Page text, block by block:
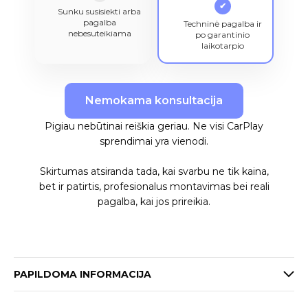
Sunku susisiekti arba
pagalba
nebesuteikiama
✔
Techninė pagalba ir
po garantinio
laikotarpio
Nemokama konsultacija
Pigiau nebūtinai reiškia geriau. Ne visi CarPlay
sprendimai yra vienodi.
Skirtumas atsiranda tada, kai svarbu ne tik kaina,
bet ir patirtis, profesionalus montavimas bei reali
pagalba, kai jos prireikia.
PAPILDOMA INFORMACIJA